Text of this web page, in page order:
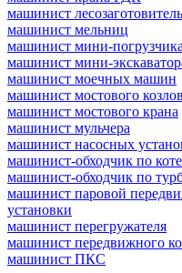
машинист
машинист мельниц
машинист мини-погрузчика
машинист мини-
машинист моечных машин
машинист мостового
машинист мостового крана
машинист мульчера
машинист насосных
машинист-обходчик по
машинист-обходчик по
машинист паровой
установки
машинист перегружателя
машинист передвижного
машинист ПКС